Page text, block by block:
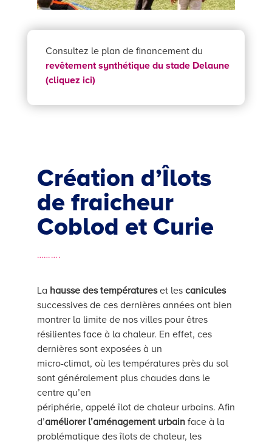
Consultez le plan de financement du
revêtement synthétique du stade Delaune
(cliquez ici)
Création d’Îlots
de fraicheur
Coblod et Curie
……….
La hausse des températureset les canicules
successives de ces dernières années ont bien
montrer la limite de nos villes pour êtres
résilientes face à la chaleur. En effet, ces
dernières sont exposées à un
micro-climat, où les températures près du sol
sont généralement plus chaudes dans le
centre qu’en
périphérie, appelé îlot de chaleur urbains. Afin
d’améliorer l’aménagement urbainface à la
problématique des îlots de chaleur, les